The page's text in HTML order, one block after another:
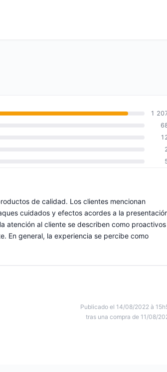
1
de calidad. Los clientes mencionan
cuidados y efectos acordes a la
atención al cliente se describen como
En general, la experiencia se percibe como
Publicado el 14/08/2022 à
tras una compra de 11/08/